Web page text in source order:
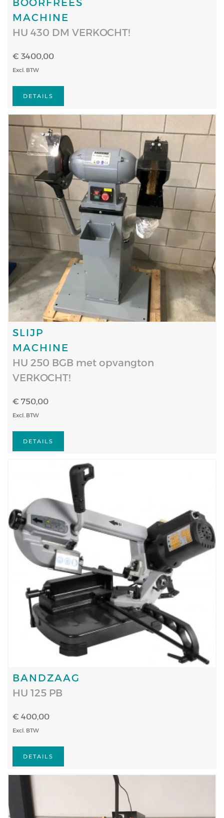
BOORFREES
MACHINE
HU 430 DM VERKOCHT!
€ 3400,00
Excl. BTW
DETAILS
SLIJP
MACHINE
HU 250 BGB met opvangton
VERKOCHT!
€ 750,00
Excl. BTW
DETAILS
BANDZAAG
HU 125 PB
€ 400,00
Excl. BTW
DETAILS